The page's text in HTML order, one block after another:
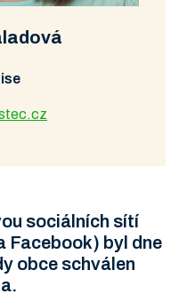
sociálních sítí
Facebook) byl dne
obce schválen